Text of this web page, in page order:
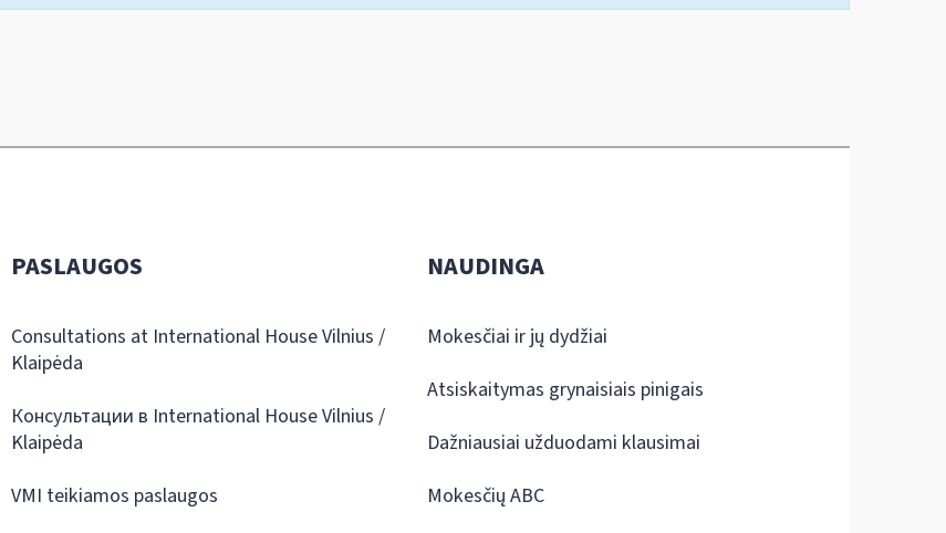
PASLAUGOS
Consultations at International House Vilnius /
Klaipėda
Консультации в International House Vilnius /
Klaipėda
VMI teikiamos paslaugos
NAUDINGA
Mokesčiai ir jų dydžiai
Atsiskaitymas grynaisiais pinigais
Dažniausiai užduodami klausimai
Mokesčių ABC